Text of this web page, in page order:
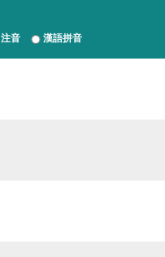
注音 漢語拼音